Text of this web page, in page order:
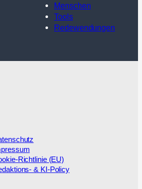
Menschen
Tools
Redewendungen
Richtlinie (EU)
& KI-Policy